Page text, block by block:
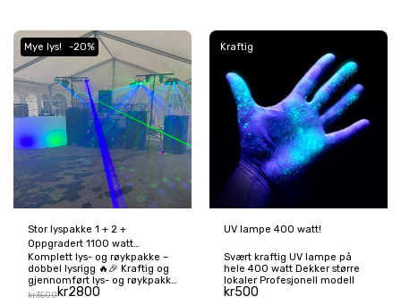
Mye lys! -20%
Stor lyspakke 1 + 2 +
Oppgradert 1100 watt
røykmaskin!
Komplett lys- og røykpakke –
dobbel lysrigg 🔥🎉 Kraftig og
gjennomført lys- og røykpakke
med to lysstativer, perfekt for
kr3500kr2800
Kraftig
UV lampe 400 watt!
Svært kraftig UV lampe på
hele 400 watt Dekker større
lokaler Profesjonell modell
kr500